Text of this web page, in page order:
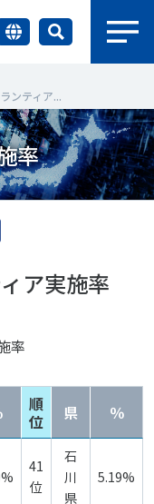
・お申し込み
＃部活動
体活動と健康寿命
ィ
ンティア...
率
ア実施率
率
順
位
県 ％
41
位
石
川
県
5.19%